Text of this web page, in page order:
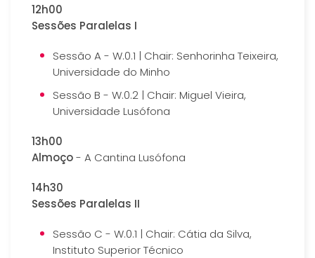
12h00
Sessões Paralelas I
Sessão A - W.0.1 | Chair: Senhorinha Teixeira,
Universidade do Minho
Sessão B - W.0.2 | Chair: Miguel Vieira,
Universidade Lusófona
13h00
Almoço- A Cantina Lusófona
14h30
Sessões Paralelas II
Sessão C - W.0.1 | Chair: Cátia da Silva,
Instituto Superior Técnico